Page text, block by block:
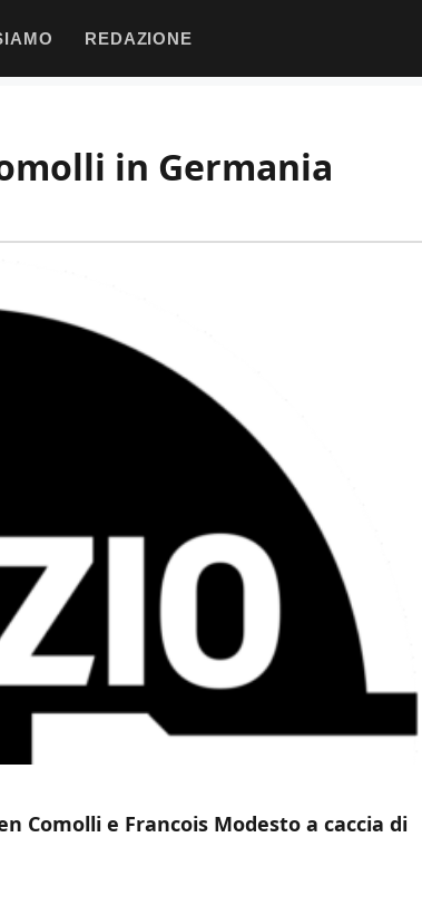
REDAZIONE
in Germania
Comolli e Francois Modesto a caccia di